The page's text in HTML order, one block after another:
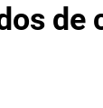
de